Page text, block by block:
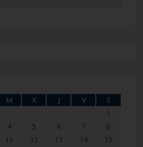
M X J V
S
1
4 5 6 7
8
11 12 13 14
15